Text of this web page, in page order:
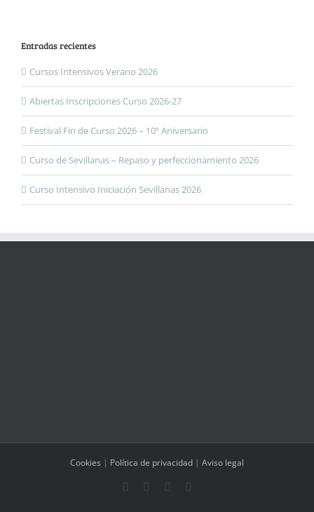
Entradas recientes
Cursos Intensivos Verano 2026
Abiertas Inscripciones Curso 2026-27
Festival Fin de Curso 2026 – 10º Aniversario
Curso de Sevillanas – Repaso y perfeccionamiento 2026
Curso Intensivo Iniciación Sevillanas 2026
Cookies | Política de privacidad | Aviso legal
FacebookInstagramWhatsApp